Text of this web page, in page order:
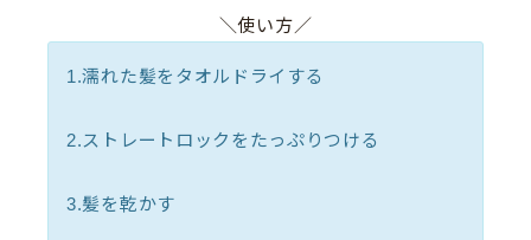
＼使い方／
1.濡れた髪をタオルドライする
2.ストレートロックをたっぷりつける
3.髪を乾かす